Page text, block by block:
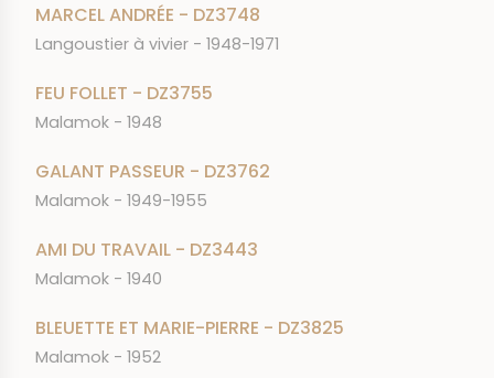
MARCEL ANDRÉE - DZ3748
Langoustier à vivier - 1948-1971
FEU FOLLET - DZ3755
Malamok - 1948
GALANT PASSEUR - DZ3762
Malamok - 1949-1955
AMI DU TRAVAIL - DZ3443
Malamok - 1940
BLEUETTE ET MARIE-PIERRE - DZ3825
Malamok - 1952